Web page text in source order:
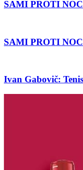
SAMI PROTI
SAMI PROTI
Ivan Gabovič: